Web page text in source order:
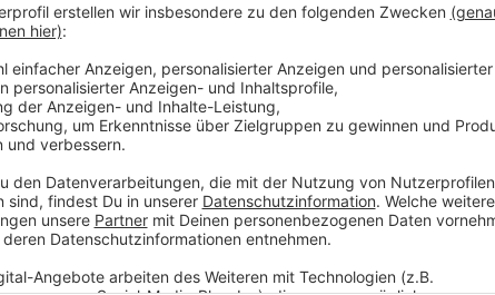
Hier gibt’s den Talk zum Nachhören
Anzeige
Der Talk mit Rudi Esch vom 26. September